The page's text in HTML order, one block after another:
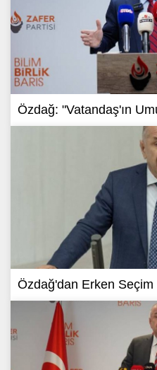
Özdağ: "Vatandaş'ın
Özdağ'dan Erken Seçim